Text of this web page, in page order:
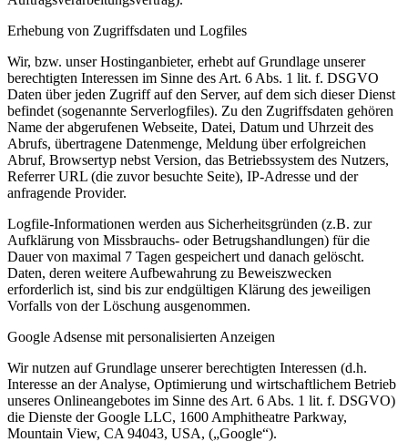
Erhebung von Zugriffsdaten und Logfiles
Wir, bzw. unser Hostinganbieter, erhebt auf Grundlage unserer
berechtigten Interessen im Sinne des Art. 6 Abs. 1 lit. f. DSGVO
Daten über jeden Zugriff auf den Server, auf dem sich dieser Dienst
befindet (sogenannte Serverlogfiles). Zu den Zugriffsdaten gehören
Name der abgerufenen Webseite, Datei, Datum und Uhrzeit des
Abrufs, übertragene Datenmenge, Meldung über erfolgreichen
Abruf, Browsertyp nebst Version, das Betriebssystem des Nutzers,
Referrer URL (die zuvor besuchte Seite), IP-Adresse und der
anfragende Provider.
Logfile-Informationen werden aus Sicherheitsgründen (z.B. zur
Aufklärung von Missbrauchs- oder Betrugshandlungen) für die
Dauer von maximal 7 Tagen gespeichert und danach gelöscht.
Daten, deren weitere Aufbewahrung zu Beweiszwecken
erforderlich ist, sind bis zur endgültigen Klärung des jeweiligen
Vorfalls von der Löschung ausgenommen.
Google Adsense mit personalisierten Anzeigen
Wir nutzen auf Grundlage unserer berechtigten Interessen (d.h.
Interesse an der Analyse, Optimierung und wirtschaftlichem Betrieb
unseres Onlineangebotes im Sinne des Art. 6 Abs. 1 lit. f. DSGVO)
die Dienste der Google LLC, 1600 Amphitheatre Parkway,
Mountain View, CA 94043, USA, („Google“).